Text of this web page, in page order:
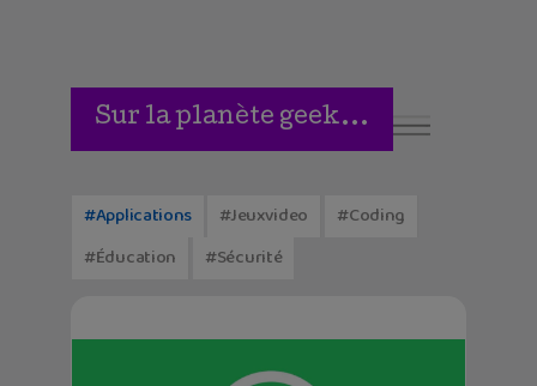
Sur la planète geek...
#applications #jeuxvideo
#coding
#éducation
#sécurité